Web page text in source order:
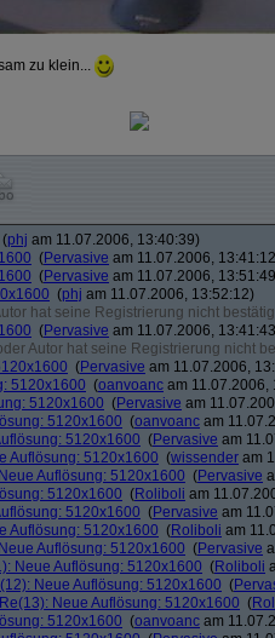
zu klein...
(phj am 11.07.2006, 13:40:39)
(Pervasive am 11.07.2006,
(Pervasive am 11.07.2006,
(phj am 11.07.2006, 13:52:12)
hat seine Registrierung nicht
(Pervasive am 11.07.2006,
Autor hat seine Registrierung nicht
(Pervasive am 11.07.2006,
5120x1600 (oanvoanc am 11.07.2006,
5120x1600 (Pervasive am
5120x1600 (oanvoanc am
5120x1600 (Pervasive am
Auflösung: 5120x1600 (wissender am
Auflösung: 5120x1600 (Pervasive
5120x1600 (Roliboli am
5120x1600 (Pervasive am
Auflösung: 5120x1600 (Roliboli am
Auflösung: 5120x1600 (Pervasive
Neue Auflösung: 5120x1600 (Roliboli
Neue Auflösung: 5120x1600 (
Re(13): Neue Auflösung: 5120x1600 (
5120x1600 (oanvoanc am